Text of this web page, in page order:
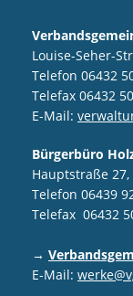
Louise-Seher-
Telefon 06432
Telefax 06432
E-Mail:
Bürgerbüro
Hauptstraße
Telefon 06439
Telefax 06432
→
E-Mail: